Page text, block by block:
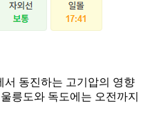
서 동진하는 고기압의 영향
릉도와 독도에는 오전까지